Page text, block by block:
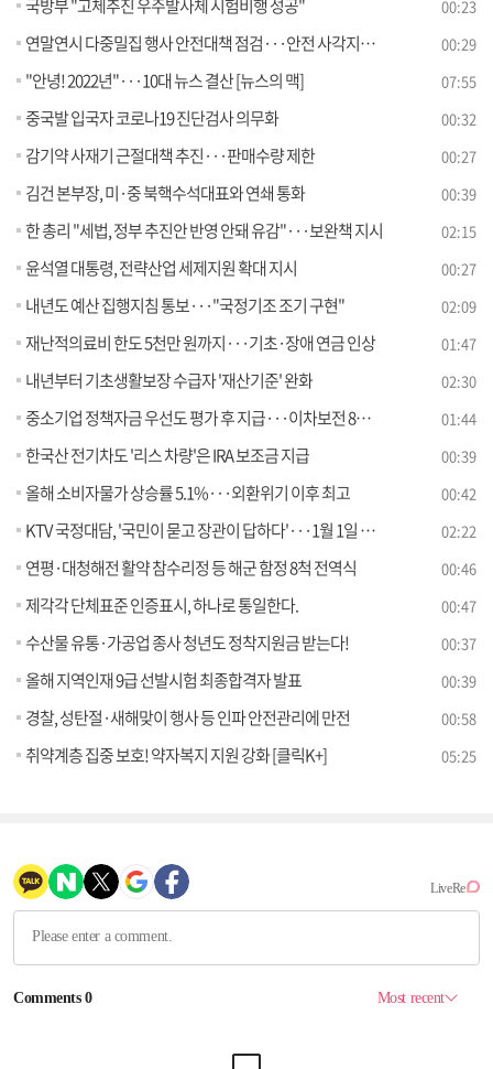
국방부 "고체추진 우주발사체 시험비행 성공" 00:23
연말연시 다중밀집 행사 안전대책 점검···안전 사각지대 관리 당부 00:29
"안녕! 2022년"···10대 뉴스 결산 [뉴스의 맥] 07:55
중국발 입국자 코로나19 진단검사 의무화 00:32
감기약 사재기 근절대책 추진···판매수량 제한 00:27
김건 본부장, 미·중 북핵수석대표와 연쇄 통화 00:39
한 총리 "세법, 정부 추진안 반영 안돼 유감"···보완책 지시 02:15
윤석열 대통령, 전략산업 세제지원 확대 지시 00:27
내년도 예산 집행지침 통보···"국정기조 조기 구현" 02:09
재난적의료비 한도 5천만 원까지···기초·장애 연금 인상 01:47
내년부터 기초생활보장 수급자 '재산기준' 완화 02:30
중소기업 정책자금 우선도 평가 후 지급···이차보전 8천억 지원 01:44
한국산 전기차도 '리스 차량'은 IRA 보조금 지급 00:39
올해 소비자물가 상승률 5.1%···외환위기 이후 최고 00:42
KTV 국정대담, '국민이 묻고 장관이 답하다'···1월 1일 첫 방송 02:22
연평·대청해전 활약 참수리정 등 해군 함정 8척 전역식 00:46
제각각 단체표준 인증표시, 하나로 통일한다. 00:47
수산물 유통·가공업 종사 청년도 정착지원금 받는다! 00:37
올해 지역인재 9급 선발시험 최종합격자 발표 00:39
경찰, 성탄절·새해맞이 행사 등 인파 안전관리에 만전 00:58
취약계층 집중 보호! 약자복지 지원 강화 [클릭K+] 05:25